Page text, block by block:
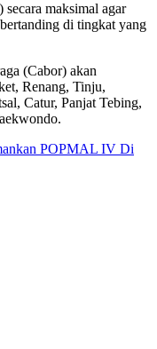
maksimal agar
di tingkat yang
(Cabor) akan
Renang, Tinju,
Catur, Panjat Tebing,
POPMAL IV Di